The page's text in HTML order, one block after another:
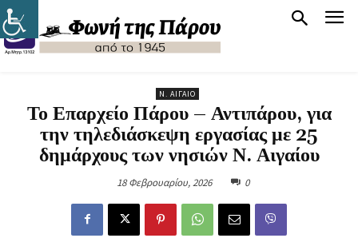
Ν. ΑΙΓΑΊΟ
Το Επαρχείο Πάρου – Αντιπάρου, για
την τηλεδιάσκεψη εργασίας με 25
δημάρχους των νησιών Ν. Αιγαίου
18 Φεβρουαρίου, 2026 0